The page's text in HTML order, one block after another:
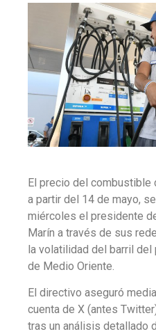
El precio del combustible
a partir del 14 de mayo,
miércoles el presidente
Marín a través de sus
la volatilidad del barril
de Medio Oriente.
El directivo aseguró
cuenta de X (antes
tras un análisis detallado